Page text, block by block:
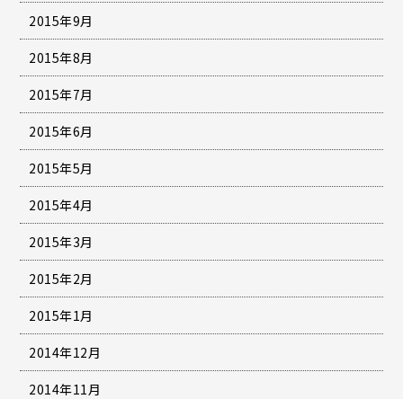
2015年9月
2015年8月
2015年7月
2015年6月
2015年5月
2015年4月
2015年3月
2015年2月
2015年1月
2014年12月
2014年11月